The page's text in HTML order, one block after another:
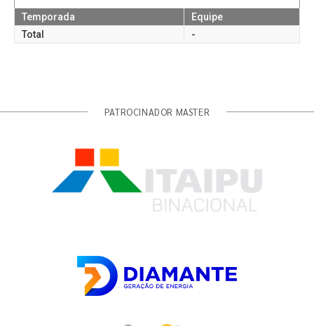
Temporada
Equipe
Total
-
PATROCINADOR MASTER